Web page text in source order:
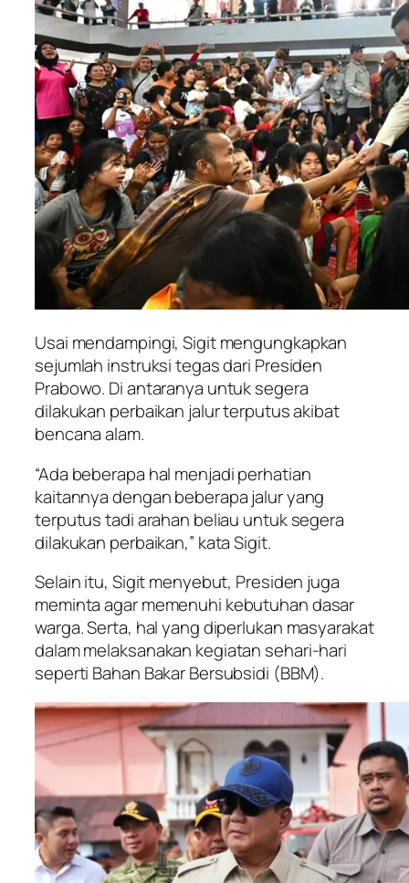
Usai mendampingi, Sigit mengungkapkan
sejumlah instruksi tegas dari Presiden
Prabowo. Di antaranya untuk segera
dilakukan perbaikan jalur terputus akibat
bencana alam.
“Ada beberapa hal menjadi perhatian
kaitannya dengan beberapa jalur yang
terputus tadi arahan beliau untuk segera
dilakukan perbaikan,” kata Sigit.
Selain itu, Sigit menyebut, Presiden juga
meminta agar memenuhi kebutuhan dasar
warga. Serta, hal yang diperlukan masyarakat
dalam melaksanakan kegiatan sehari-hari
seperti Bahan Bakar Bersubsidi (BBM).